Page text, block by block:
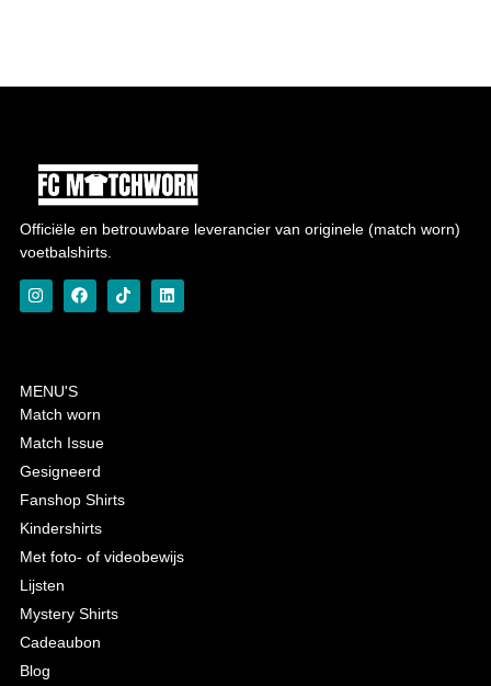
Officiële en betrouwbare leverancier van originele (match worn)
voetbalshirts.
MENU'S
Match worn
Match Issue
Gesigneerd
Fanshop Shirts
Kindershirts
Met foto- of videobewijs
Lijsten
Mystery Shirts
Cadeaubon
Blog